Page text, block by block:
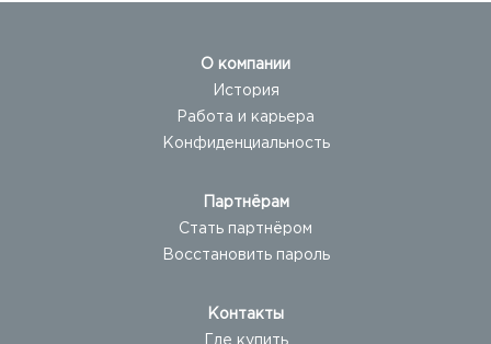
О компании
История
Работа и карьера
Конфиденциальность
Партнёрам
Стать партнёром
Восстановить пароль
Контакты
Где купить